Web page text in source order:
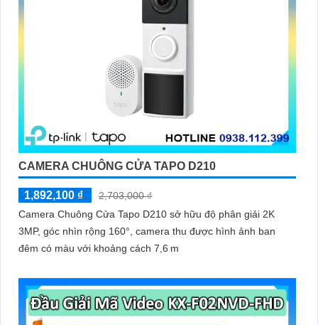
CAMERA CHUÔNG CỬA TAPO D210
1,892,100 ₫
2,703,000 ₫
Camera Chuông Cửa Tapo D210 sở hữu độ phân giải 2K
3MP, góc nhìn rộng 160°, camera thu được hình ảnh ban
đêm có màu với khoảng cách 7,6 m